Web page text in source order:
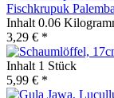
Fischkrupuk
Inhalt 0.06
3,29 € *
Inhalt 1 Stück
5,99 € *